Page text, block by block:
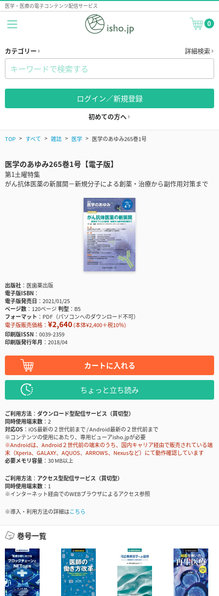
医学・医療の電子コンテンツ配信サービス
0
カテゴリー 詳細検索
ログイン／新規登録
初めての方へ
TOP すべて 雑誌 医学 医学のあゆみ265巻1号
医学のあゆみ265巻1号【電子版】
第1土曜特集
がん抗体医薬の新展開－新規分子による創薬・治療から副作用対策まで
出版社
医歯薬出版
電子版ISBN
電子版発売日
2021/01/25
ページ数
120ページ判型
B5
フォーマット
PDF（パソコンへのダウンロード不可）
電子版販売価格： ¥2,640(本体¥2,400＋税10％)
印刷版ISSN
0039-2359
印刷版発行年月
2018/04
カートに入れる
ちょっと立ち読み
ご利用方法
ダウンロード型配信サービス（買切型）
同時使用端末数
2
対応OS
iOS最新の２世代前まで / Android最新の２世代前まで
※コンテンツの使用にあたり、専用ビューアisho.jpが必要
※Androidは、Android２世代前の端末のうち、国内キャリア経由で販売されている端
末（Xperia、GALAXY、AQUOS、ARROWS、Nexusなど）にて動作確認しています
必要メモリ容量
30 MB以上
ご利用方法
アクセス型配信サービス（買切型）
同時使用端末数
1
※インターネット経由でのWEBブラウザによるアクセス参照
※導入・利用方法の詳細はこちら
巻号一覧